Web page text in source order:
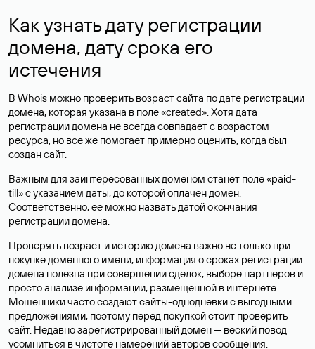
Как узнать дату регистрации
домена, дату срока его
истечения
В Whois можно проверить возраст сайта по дате регистрации
домена, которая указана в поле «created». Хотя дата
регистрации домена не всегда совпадает с возрастом
ресурса, но все же помогает примерно оценить, когда был
создан сайт.
Важным для заинтересованных доменом станет поле «paid-
till» с указанием даты, до которой оплачен домен.
Соответственно, ее можно назвать датой окончания
регистрации домена.
Проверять возраст и историю домена важно не только при
покупке доменного имени, информация о сроках регистрации
домена полезна при совершении сделок, выборе партнеров и
просто анализе информации, размещенной в интернете.
Мошенники часто создают сайты-однодневки с выгодными
предложениями, поэтому перед покупкой стоит проверить
сайт. Недавно зарегистрированный домен — веский повод
усомниться в чистоте намерений авторов сообщения.